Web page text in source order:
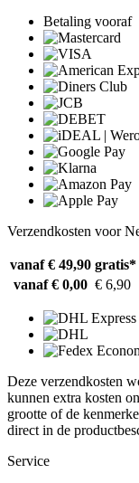
Betaling vooraf
Verzendkosten voor
vanaf € 49,90 gratis*
vanaf € 0,00 € 6,90
Deze verzendkosten
kunnen extra kosten
grootte of de
direct in de
Service